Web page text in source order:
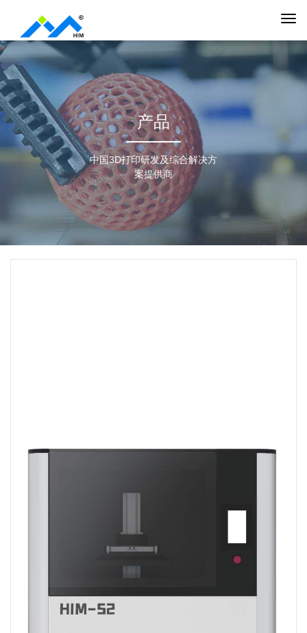
产品
中国3D打印研发及综合解决方
案提供商